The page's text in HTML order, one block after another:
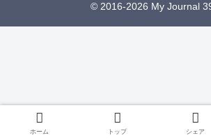
© 2016-2026 My Journal
ホーム トップ シェア